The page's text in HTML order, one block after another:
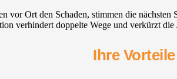
vor Ort den Schaden, stimmen die
verhindert doppelte Wege und verkürzt die
Ihre